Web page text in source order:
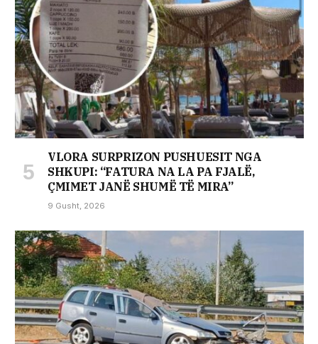
VLORA SURPRIZON PUSHUESIT NGA
SHKUPI: “FATURA NA LA PA FJALË,
ÇMIMET JANË SHUMË TË MIRA”
9 Gusht, 2026